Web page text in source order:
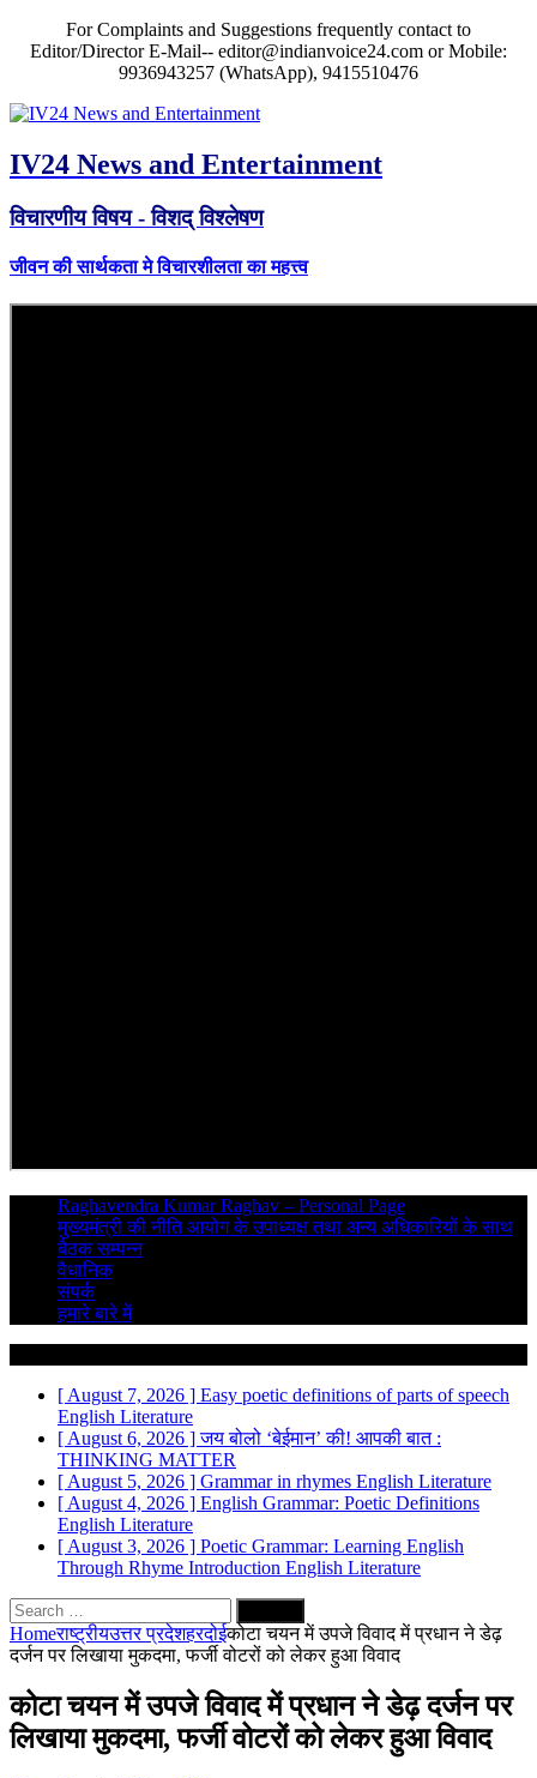
For Complaints and Suggestions frequently contact to
Editor/Director E-Mail-- editor@indianvoice24.com or Mobile:
9936943257 (WhatsApp), 9415510476
IV24 News and Entertainment
विचारणीय विषय - विशद् विश्लेषण
जीवन की सार्थकता मे विचारशीलता का महत्त्व
Raghavendra Kumar Raghav – Personal Page
मुख्यमंत्री की नीति आयोग के उपाध्यक्ष तथा अन्य अधिकारियों के साथ
बैठक सम्पन्न
वैधानिक
संपर्क
हमारे बारे में
[ August 7, 2026 ] Easy poetic definitions of parts of speech
English Literature
[ August 6, 2026 ]जय बोलो ‘बेईमान’ की! आपकी बात :
THINKING MATTER
[ August 5, 2026 ] Grammar in rhymes English Literature
[ August 4, 2026 ] English Grammar: Poetic Definitions
English Literature
[ August 3, 2026 ] Poetic Grammar: Learning English
Through Rhyme Introduction English Literature
Search
for:
Homeराष्ट्रीयउत्तर प्रदेशहरदोईकोटा चयन में उपजे विवाद में प्रधान ने डेढ़
दर्जन पर लिखाया मुकदमा, फर्जी वोटरों को लेकर हुआ विवाद
कोटा चयन में उपजे विवाद में प्रधान ने डेढ़ दर्जन पर
लिखाया मुकदमा, फर्जी वोटरों को लेकर हुआ विवाद